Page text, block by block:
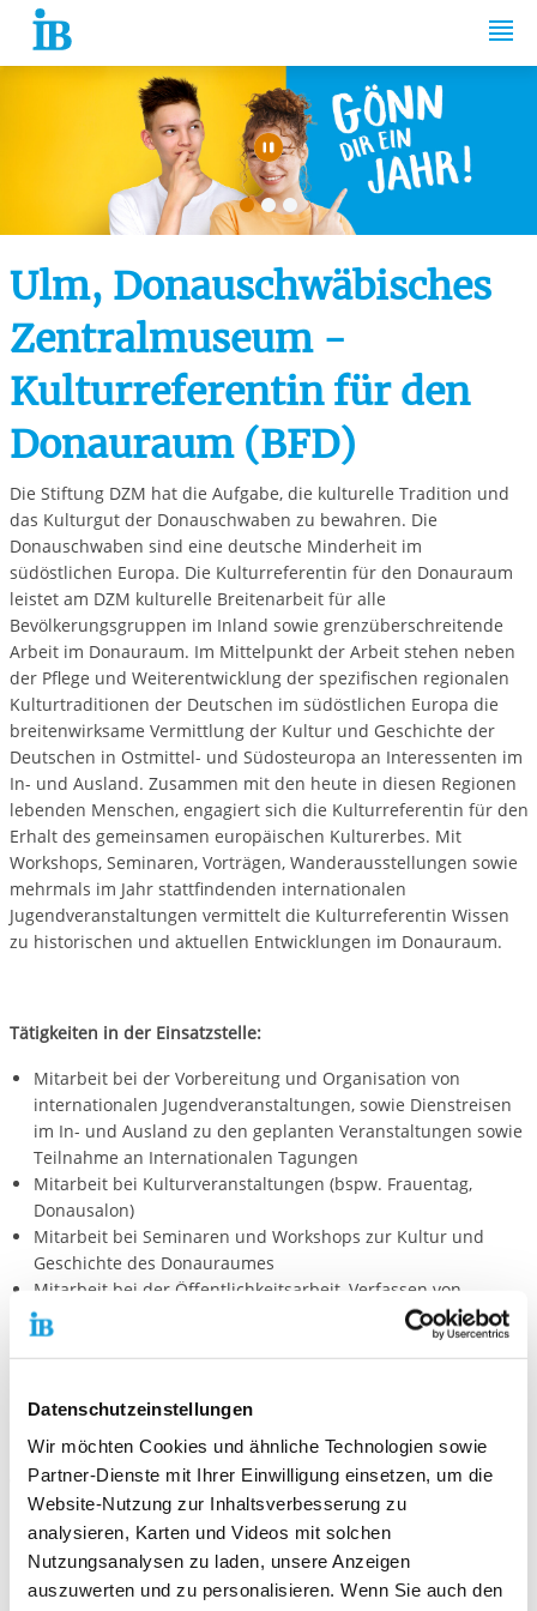
Datenschutzeinstellungen
Wir möchten Cookies und ähnliche Technologien sowie
Partner-Dienste mit Ihrer Einwilligung einsetzen, um die
Website-Nutzung zur Inhaltsverbesserung zu
analysieren, Karten und Videos mit solchen
Nutzungsanalysen zu laden, unsere Anzeigen
auszuwerten und zu personalisieren. Wenn Sie auch den
Springe zum Inhalt
Automatische
Ulm, Donauschwäbisches
Zentralmuseum -
Kulturreferentin für den
Donauraum (BFD)
Die Stiftung DZM hat die Aufgabe, die kulturelle Tradition und
das Kulturgut der Donauschwaben zu bewahren. Die
Donauschwaben sind eine deutsche Minderheit im
südöstlichen Europa. Die Kulturreferentin für den Donauraum
leistet am DZM kulturelle Breitenarbeit für alle
Bevölkerungsgruppen im Inland sowie grenzüberschreitende
Arbeit im Donauraum. Im Mittelpunkt der Arbeit stehen neben
der Pflege und Weiterentwicklung der spezifischen regionalen
Kulturtraditionen der Deutschen im südöstlichen Europa die
breitenwirksame Vermittlung der Kultur und Geschichte der
Deutschen in Ostmittel- und Südosteuropa an Interessenten im
In- und Ausland. Zusammen mit den heute in diesen Regionen
lebenden Menschen, engagiert sich die Kulturreferentin für den
Erhalt des gemeinsamen europäischen Kulturerbes. Mit
Workshops, Seminaren, Vorträgen, Wanderausstellungen sowie
mehrmals im Jahr stattfindenden internationalen
Jugendveranstaltungen vermittelt die Kulturreferentin Wissen
zu historischen und aktuellen Entwicklungen im Donauraum.
Tätigkeiten in der Einsatzstelle:
Mitarbeit bei der Vorbereitung und Organisation von
internationalen Jugendveranstaltungen, sowie Dienstreisen
im In- und Ausland zu den geplanten Veranstaltungen sowie
Teilnahme an Internationalen Tagungen
Mitarbeit bei Kulturveranstaltungen (bspw. Frauentag,
Donausalon)
Mitarbeit bei Seminaren und Workshops zur Kultur und
Geschichte des Donauraumes
Mitarbeit bei der Öffentlichkeitsarbeit, Verfassen von
Pressemitteilungen
Bearbeitung von Projektanträgen der kulturellen
Wir freuen uns auf deine Bewerbung!
Bitte nutze hierfür unserOnline-Bewerbungsportal
du persönliche Angaben und Einsatzstellenwünsche eintragen
sowie die notwendigen Unterlagen (bitte im PNG-, JPG- oder